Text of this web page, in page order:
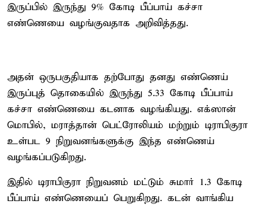
இருப்பில் இருந்து 9% கோடி பீப்பாய் கச்சா
எண்ணெயை வழங்குவதாக அறிவித்தது.
அதன் ஒருபகுதியாக தற்போது தனது எண்ணெய்
இருப்புத் தொகையில் இருந்து 5.33 கோடி பீப்பாய்
கச்சா எண்ணெயை கடனாக வழங்கியது. எக்ஸான்
மொபில், மராத்தான் பெட்ரோலியம் மற்றும் டிராபிகுரா
உள்பட 9 நிறுவனங்களுக்கு இந்த எண்ணெய்
வழங்கப்படுகிறது.
இதில் டிராபிகுரா நிறுவனம் மட்டும் சுமார் 1.3 கோடி
பீப்பாய் எண்ணெயைப் பெறுகிறது. கடன் வாங்கிய